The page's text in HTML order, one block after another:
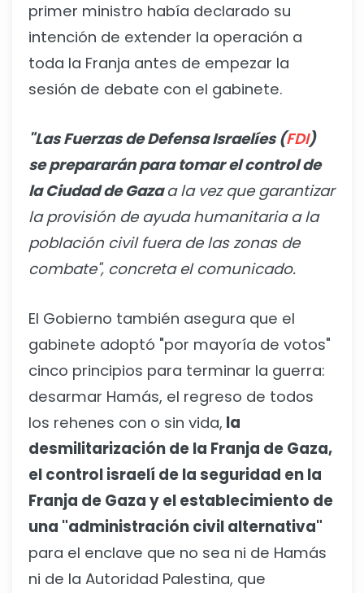
primer ministro había declarado su
intención de extender la operación a
toda la Franja antes de empezar la
sesión de debate con el gabinete.
"Las Fuerzas de Defensa Israelíes (FDI)
se prepararán para tomar el control de
la Ciudad de Gazaa la vez que garantizar
la provisión de ayuda humanitaria a la
población civil fuera de las zonas de
combate", concreta el comunicado.
El Gobierno también asegura que el
gabinete adoptó "por mayoría de votos"
cinco principios para terminar la guerra:
desarmar Hamás, el regreso de todos
los rehenes con o sin vida, la
desmilitarización de la Franja de Gaza,
el control israelí de la seguridad en la
Franja de Gaza y el establecimiento de
una "administración civil alternativa"
para el enclave que no sea ni de Hamás
ni de la Autoridad Palestina, que